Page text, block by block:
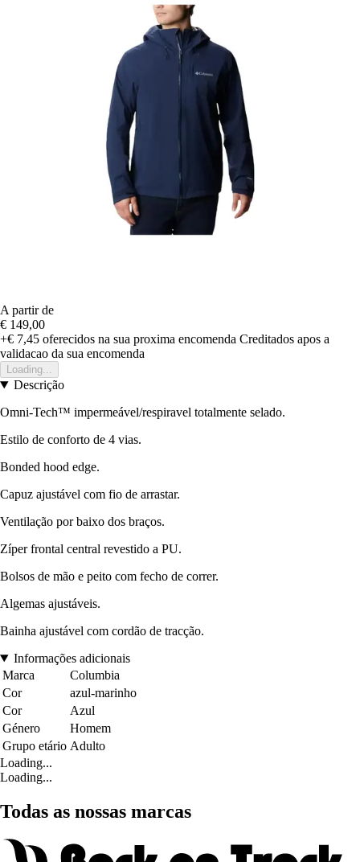
A partir de
€ 149,00
+€ 7,45 oferecidos na sua proxima encomenda Creditados apos a
validacao da sua encomenda
Loading...
Descrição
Omni-Tech™ impermeável/respiravel totalmente selado.
Estilo de conforto de 4 vias.
Bonded hood edge.
Capuz ajustável com fio de arrastar.
Ventilação por baixo dos braços.
Zíper frontal central revestido a PU.
Bolsos de mão e peito com fecho de correr.
Algemas ajustáveis.
Bainha ajustável com cordão de tracção.
Informações adicionais
Marca
Columbia
Cor
azul-marinho
Cor
Azul
Género
Homem
Grupo etário Adulto
Loading...
Loading...
Todas as nossas marcas